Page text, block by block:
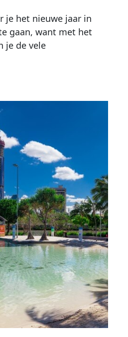
je het nieuwe jaar in
gaan, want met het
je de vele